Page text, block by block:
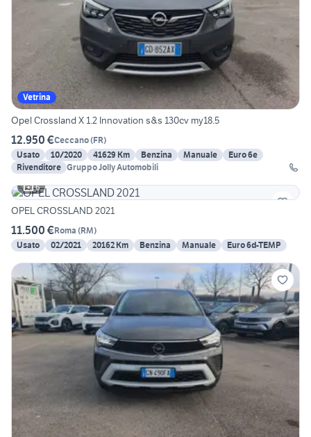
Vetrina
Opel Crossland X 1.2 Innovation s&s 130cv my18.5
12.950 €Ceccano(FR)
Usato
10/2020 41629 Km Benzina Manuale
Euro 6e
Rivenditore Gruppo Jolly Automobili
6
OPEL CROSSLAND 2021
11.500 €Roma (RM)
Usato
02/2021 20162 Km Benzina Manuale Euro 6d-TEMP